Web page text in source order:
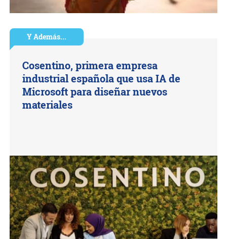
Y Además...
Cosentino, primera empresa
industrial española que usa IA de
Microsoft para diseñar nuevos
materiales